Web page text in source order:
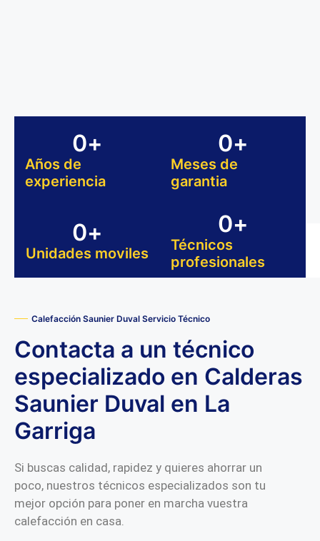
Años de
experiencia
0+
Meses de
garantia
0+
Unidades moviles
0+
Técnicos
profesionales
0+
Calefacción Saunier Duval Servicio Técnico
Contacta a un técnico
especializado en Calderas
Saunier Duval en La
Garriga
Si buscas calidad, rapidez y quieres ahorrar un
poco, nuestros técnicos especializados son tu
mejor opción para poner en marcha vuestra
calefacción en casa.